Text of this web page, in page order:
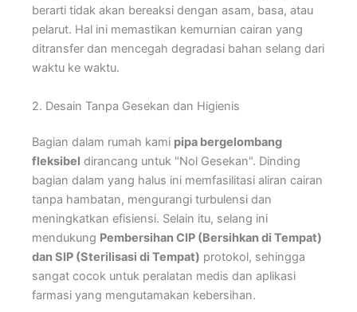
berarti tidak akan bereaksi dengan asam, basa, atau
pelarut. Hal ini memastikan kemurnian cairan yang
ditransfer dan mencegah degradasi bahan selang dari
waktu ke waktu.
2. Desain Tanpa Gesekan dan Higienis
Bagian dalam rumah kami pipa bergelombang
fleksibel dirancang untuk "Nol Gesekan". Dinding
bagian dalam yang halus ini memfasilitasi aliran cairan
tanpa hambatan, mengurangi turbulensi dan
meningkatkan efisiensi. Selain itu, selang ini
mendukung Pembersihan CIP (Bersihkan di Tempat)
dan SIP (Sterilisasi di Tempat) protokol, sehingga
sangat cocok untuk peralatan medis dan aplikasi
farmasi yang mengutamakan kebersihan.